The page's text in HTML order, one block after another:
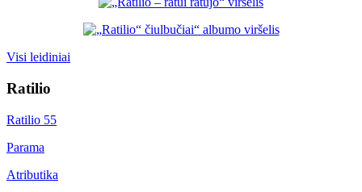
Visi leidiniai
Ratilio
Ratilio 55
Parama
Atributika